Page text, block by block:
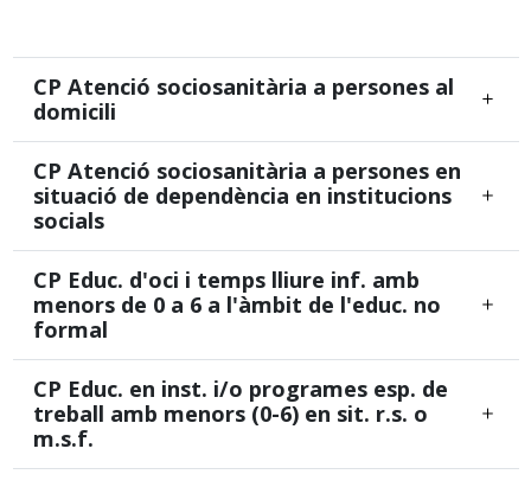
CP Atenció sociosanitària a persones al
domicili
CP Atenció sociosanitària a persones en
situació de dependència en institucions
socials
CP Educ. d'oci i temps lliure inf. amb
menors de 0 a 6 a l'àmbit de l'educ. no
formal
CP Educ. en inst. i/o programes esp. de
treball amb menors (0-6) en sit. r.s. o
m.s.f.